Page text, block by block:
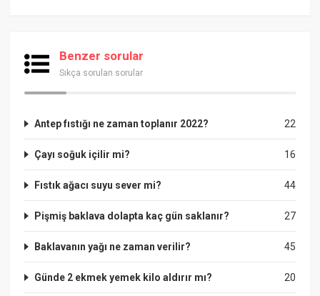
Benzer sorular
Sıkça sorulan sorular
22
Antep fıstığı ne zaman toplanır 2022?
16
Çayı soğuk içilir mi?
44
Fıstık ağacı suyu sever mi?
27
Pişmiş baklava dolapta kaç gün saklanır?
45
Baklavanın yağı ne zaman verilir?
20
Günde 2 ekmek yemek kilo aldırır mı?